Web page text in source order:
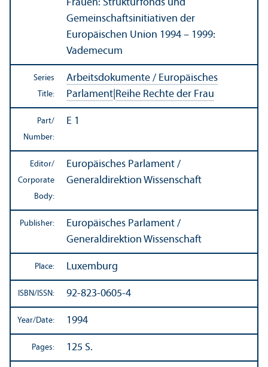
Frauen: Strukturfonds und
Gemeinschaftsinitiativen der
Europäischen Union 1994 – 1999:
Vademecum
Series
Title:
Arbeitsdokumente / Europäisches
Parlament Reihe Rechte der Frau
Part/
Number:
E 1
Editor/
Corporate
Body:
Europäisches Parlament /
Generaldirektion Wissenschaft
Publisher:
Europäisches Parlament /
Generaldirektion Wissenschaft
Place: Luxemburg
ISBN/ISSN: 92-823-0605-4
Year/Date: 1994
Pages: 125 S.